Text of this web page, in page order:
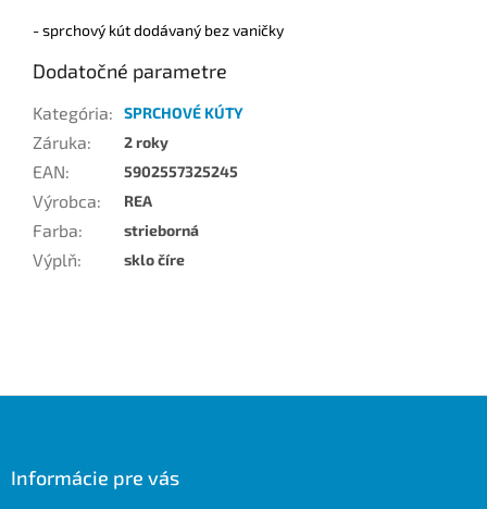
- sprchový kút dodávaný bez vaničky
Dodatočné parametre
Kategória: SPRCHOVÉ KÚTY
Záruka: 2 roky
EAN: 5902557325245
Výrobca: REA
Farba: strieborná
Výplň: sklo číre
Informácie pre vás